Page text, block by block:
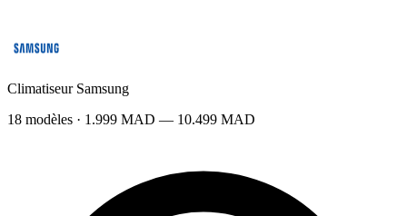
Climatiseur Samsung
18 modèles · 1.999 MAD — 10.499 MAD